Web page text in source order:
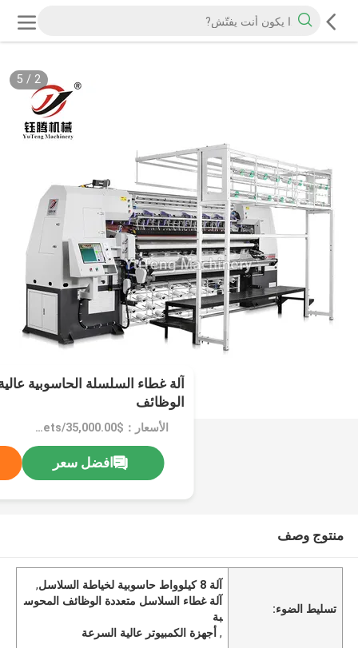
2
/
5
آلة غطاء السلسلة الحاسوبية
الوظائف
الأسعار：$35,000.00/sets 1-1 sets
افضل سعر
منتوج وصف
تسليط الضوء:
آلة 8 كيلوواط حاسوبية لخياطة السلاسل
,
آلة غطاء السلاسل متعددة الوظائف المحوس
بة
,أجهزة الكمبيوتر عالية السرعة